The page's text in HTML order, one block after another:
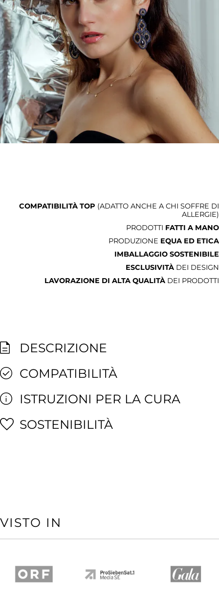
COMPATIBILITÀ TOP (ADATTO ANCHE A CHI SOFFRE DI
ALLERGIE)
PRODOTTI FATTI A MANO
PRODUZIONE EQUA ED ETICA
IMBALLAGGIO SOSTENIBILE
ESCLUSIVITÀ DEI DESIGN
LAVORAZIONE DI ALTA QUALITÀ DEI PRODOTTI
DESCRIZIONE
COMPATIBILITÀ
ISTRUZIONI PER LA CURA
SOSTENIBILITÀ
VISTO IN